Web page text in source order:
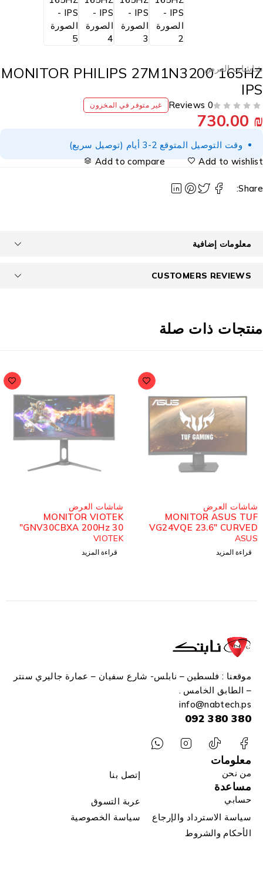
العرضMONITOR PHILIPS 27M1N3200
0 Reviews غير متوفر في المخزون
730.00
وقت التوصيل المتوقع 2-3 أيام (توصيل سريع)
Add to
Add to compare
معلومات إضافية
CUSTOMERS REVIEWS
ذات صلة
مُباع
شاشات العرض
MONITOR VIOTEK
GNV30CBXA 200Hz 30"
VIOTEK
قراءة المزيد
مُباع
شاشات العرض
MONITOR SAMSUNG
ODYSSEY G3 27INCH
165HZ CURVED
Samsung
قراءة المزيد
موقعنا : فلسطين – نابلس- شارع سفيان – عمارة جاليري سنتر
– الطابق الخامس .
info@nabtech.ps
380 380 092
معلومات
من نحن إتصل بنا
مساعدة
حسابي
عربة التسوق
سياسة الاسترداد والإرجاع
سياسة الخصوصية
الأحكام والشروط